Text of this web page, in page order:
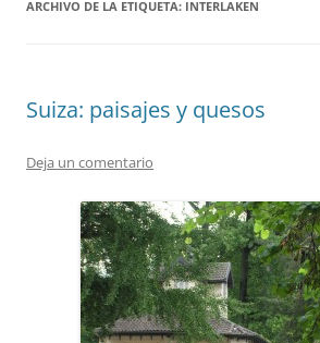
ARCHIVO DE LA ETIQUETA: INTERLAKEN
Suiza: paisajes y quesos
Deja un comentario